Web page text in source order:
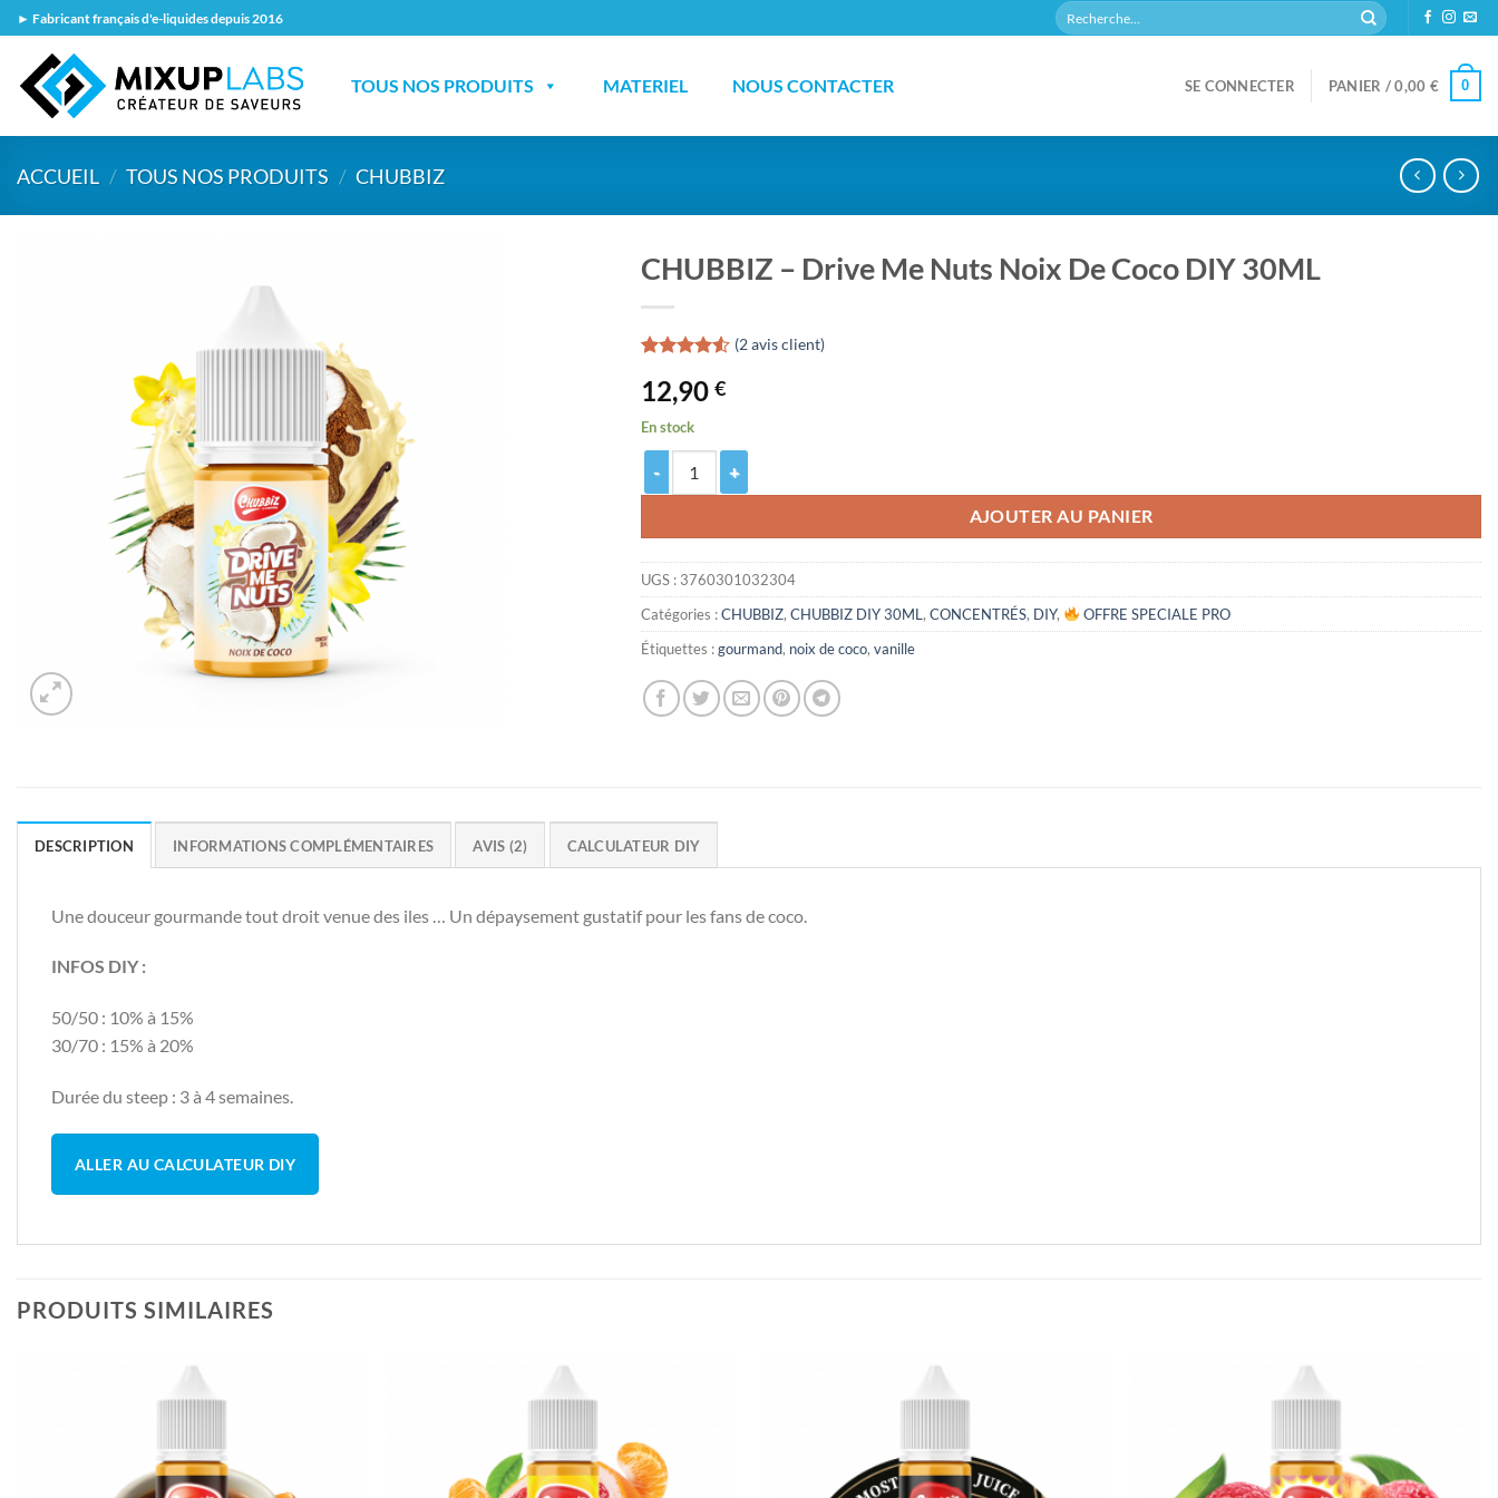
Passer
au
contenu
► Fabricant français d'e-liquides depuis 2016
Recherche
pour :
TOUS NOS PRODUITS MATERIEL NOUS CONTACTER SE CONNECTER PANIER /0,00 € 0
ACCUEIL / TOUS NOS PRODUITS / CHUBBIZ
CHUBBIZ – Drive Me Nuts Noix De Coco DIY 30ML
sur 5 basé
sur
notations
(2avis client)
12,90 €
En stock
AJOUTER AU PANIER
UGS : 3760301032304
Catégories :CHUBBIZ, CHUBBIZ DIY 30ML , CONCENTRÉS, DIY,
OFFRE SPECIALE PRO
Étiquettes :gourmand, noix de coco, vanille
DESCRIPTION INFORMATIONS COMPLÉMENTAIRES AVIS (2) CALCULATEUR DIY
Une douceur gourmande tout droit venue des iles … Un dépaysement gustatif pour les fans de coco.
INFOS DIY :
50/50 : 10% à 15%
30/70 : 15% à 20%
Durée du steep : 3 à 4 semaines.
ALLER AU CALCULATEUR DIY
PRODUITS SIMILAIRES